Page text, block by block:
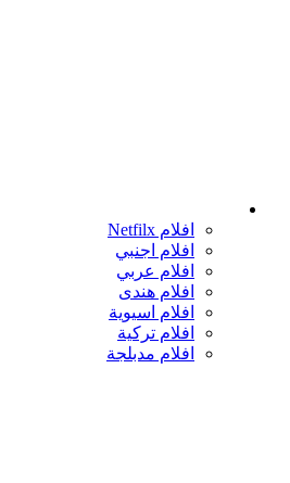
افلام Netfilx
افلام اجنبي
افلام عربي
افلام هندى
افلام اسيوية
افلام تركية
افلام مدبلجة